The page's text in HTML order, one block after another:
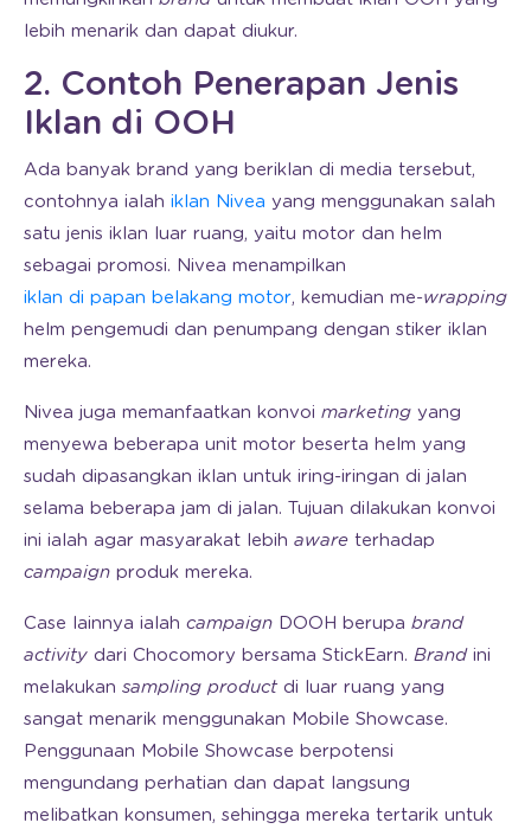
lebih menarik dan dapat diukur.
2. Contoh Penerapan Jenis
Iklan di OOH
Ada banyak brand yang beriklan di media tersebut,
contohnya ialah iklan Nivea yang menggunakan salah
satu jenis iklan luar ruang, yaitu motor dan helm
sebagai promosi. Nivea menampilkan
iklan di papan belakang motor, kemudian me-wrapping
helm pengemudi dan penumpang dengan stiker iklan
mereka.
Nivea juga memanfaatkan konvoi marketing yang
menyewa beberapa unit motor beserta helm yang
sudah dipasangkan iklan untuk iring-iringan di jalan
selama beberapa jam di jalan. Tujuan dilakukan konvoi
ini ialah agar masyarakat lebih aware terhadap
campaign produk mereka.
Case lainnya ialah campaign DOOH berupa brand
activity dari Chocomory bersama StickEarn. Brand ini
melakukan sampling productdi luar ruang yang
sangat menarik menggunakan Mobile Showcase.
Penggunaan Mobile Showcase berpotensi
mengundang perhatian dan dapat langsung
melibatkan konsumen, sehingga mereka tertarik untuk